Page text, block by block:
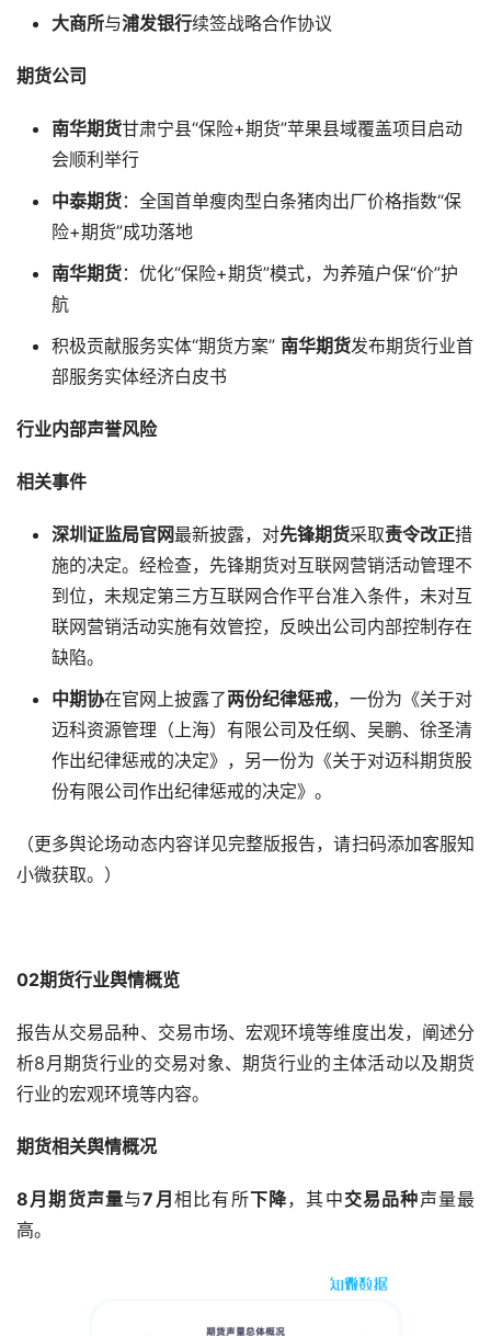
大商所与浦发银行续签战略合作协议
期货公司
南华期货甘肃宁县“保险+期货”苹果县域覆盖项目启动
会顺利举行
中泰期货：全国首单瘦肉型白条猪肉出厂价格指数“保
险+期货”成功落地
南华期货：优化“保险+期货”模式，为养殖户保“价”护
航
积极贡献服务实体“期货方案” 南华期货发布期货行业首
部服务实体经济白皮书
行业内部声誉风险
相关事件
深圳证监局官网最新披露，对先锋期货采取责令改正措
施的决定。经检查，先锋期货对互联网营销活动管理不
到位，未规定第三方互联网合作平台准入条件，未对互
联网营销活动实施有效管控，反映出公司内部控制存在
缺陷。
中期协在官网上披露了两份纪律惩戒，一份为《关于对
迈科资源管理（上海）有限公司及任纲、吴鹏、徐圣清
作出纪律惩戒的决定》，另一份为《关于对迈科期货股
份有限公司作出纪律惩戒的决定》。
（更多舆论场动态内容详见完整版报告，请扫码添加客服知
小微获取。）
02期货行业舆情概览
报告从交易品种、交易市场、宏观环境等维度出发，阐述分
析8月期货行业的交易对象、期货行业的主体活动以及期货
行业的宏观环境等内容。
期货相关舆情概况
8月期货声量与7月 相比有所下降，其中交易品种声量最
高。